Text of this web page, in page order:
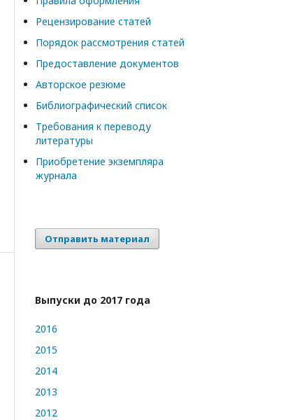
Рецензирование статей
Порядок рассмотрения статей
Предоставление документов
Авторское резюме
Библиографический список
Требования к переводу
литературы
Приобретение экземпляра
журнала
Отправить материал
Выпуски до 2017 года
2016
2015
2014
2013
2012